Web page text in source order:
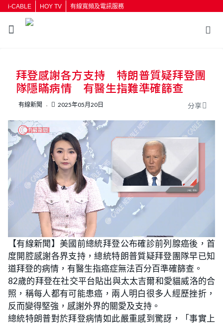
i-CABLE HOY TV 有線寬頻及電訊服務
按輸入鍵開始搜尋
拜登感謝各方支持 特朗普質疑拜登團
隊隱瞞病情 有醫生指難準確篩查
有線新聞 2025年05月20日 分享
n
m
t
e
L
o
a
d
e
d
:
3
1
.
9
1
%
【有線新聞】美國前總統拜登公布確診前列腺癌後，首
度開腔感謝各界支持，總統特朗普質疑拜登團隊早已知
道拜登的病情，有醫生指癌症無法百分百準確篩查。
82歲的拜登在社交平台貼出與太太吉爾和愛貓威洛的合
照，稱每人都有可能患癌，兩人明白很多人經歷挫折，
反而變得堅強，感謝外界的關愛及支持。
總統特朗普對於拜登病情如此嚴重感到驚訝，「事實上